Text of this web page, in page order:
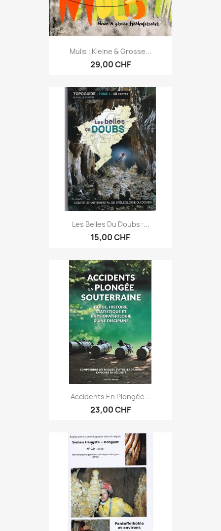
Mulis : Kleine & Grosse...
29,00 CHF
Les Belles Du Doubs :...
15,00 CHF
Accidents En Plongée...
23,00 CHF